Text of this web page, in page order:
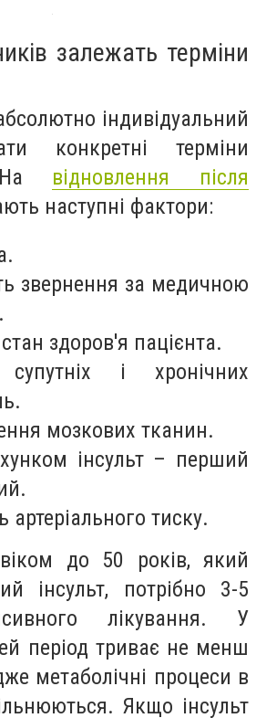
залежать терміни
індивідуальний
конкретні терміни
На відновлення після
наступні фактори:
звернення за медичною
здоров'я пацієнта.
супутніх і хронічних
мозкових тканин.
інсульт – перший
артеріального тиску.
до 50 років, який
інсульт, потрібно 3-5
лікування. У
період триває не менш
метаболічні процеси в
Якщо інсульт